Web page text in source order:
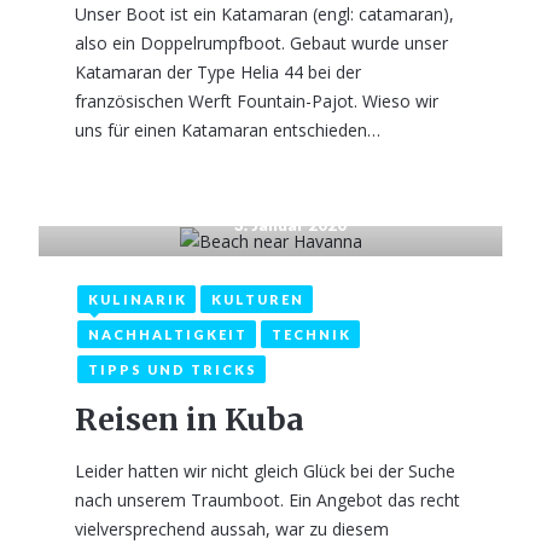
Unser Boot ist ein Katamaran (engl: catamaran),
also ein Doppelrumpfboot. Gebaut wurde unser
Katamaran der Type Helia 44 bei der
französischen Werft Fountain-Pajot. Wieso wir
uns für einen Katamaran entschieden…
3. Januar 2020
KULINARIK KULTUREN
NACHHALTIGKEIT TECHNIK
TIPPS UND TRICKS
Reisen in Kuba
Leider hatten wir nicht gleich Glück bei der Suche
nach unserem Traumboot. Ein Angebot das recht
vielversprechend aussah, war zu diesem